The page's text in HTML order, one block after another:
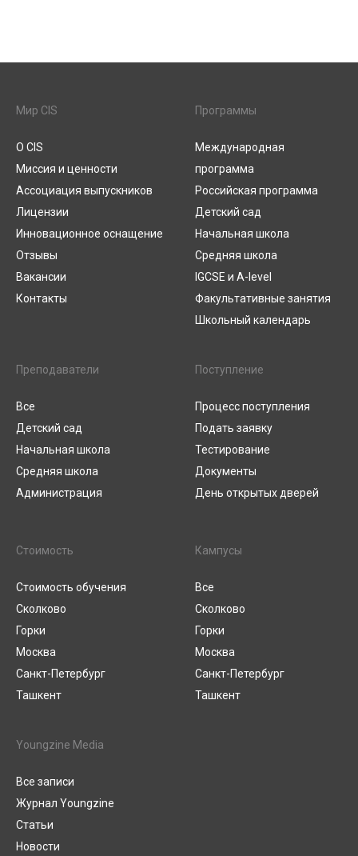
Мир CIS
О CIS
Миссия и ценности
Ассоциация выпускников
Лицензии
Инновационное оснащение
Отзывы
Вакансии
Контакты
Программы
Международная
программа
Российская программа
Детский сад
Начальная школа
Средняя школа
IGCSE и A-level
Факультативные занятия
Школьный календарь
Преподаватели
Все
Детский сад
Начальная школа
Средняя школа
Администрация
Поступление
Процесс поступления
Подать заявку
Тестирование
Документы
День открытых дверей
Стоимость
Стоимость обучения
Сколково
Горки
Москва
Санкт-Петербург
Ташкент
Кампусы
Все
Сколково
Горки
Москва
Санкт-Петербург
Ташкент
Youngzine Media
Все записи
Журнал Youngzine
Статьи
Новости